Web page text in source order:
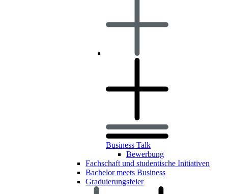
Business Talk
Bewerbung
Fachschaft und studentische Initiativen
Bachelor meets Business
Graduierungsfeier